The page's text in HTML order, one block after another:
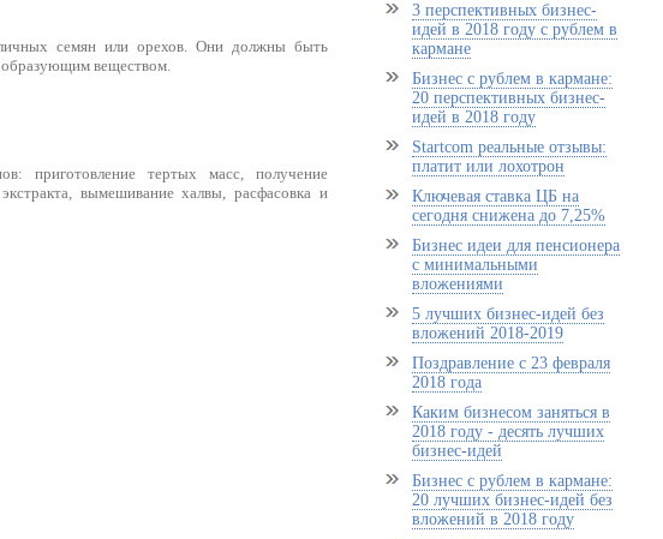
семян или орехов. Они должны быть
веществом.
приготовление тертых масс, получение
вымешивание халвы, расфасовка и
3 перспективных бизнес-
идей в 2018 году с рублем в
кармане
Бизнес с рублем в кармане:
20 перспективных бизнес-
идей в 2018 году
Startcom реальные отзывы:
платит или лохотрон
Ключевая ставка ЦБ на
сегодня снижена до 7,25%
Бизнес идеи для пенсионера
с минимальными
вложениями
5 лучших бизнес-идей без
вложений 2018-2019
Поздравление с 23 февраля
2018 года
Каким бизнесом заняться в
2018 году - десять лучших
бизнес-идей
Бизнес с рублем в кармане:
20 лучших бизнес-идей без
вложений в 2018 году